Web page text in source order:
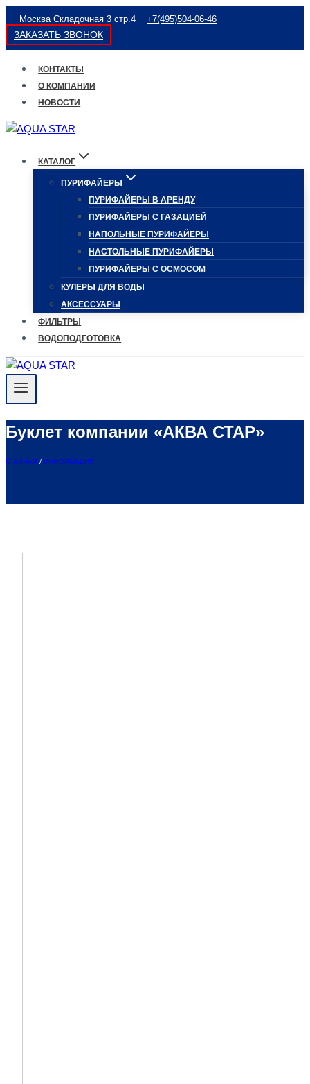
Перейти
к
содержимому
Москва Складочная 3 стр.4 +7(495)504-06-46
ЗАКАЗАТЬ ЗВОНОК
КОНТАКТЫ
О КОМПАНИИ
НОВОСТИ
КАТАЛОГ
ПУРИФАЙЕРЫ
ПУРИФАЙЕРЫ В АРЕНДУ
ПУРИФАЙЕРЫ С ГАЗАЦИЕЙ
НАПОЛЬНЫЕ ПУРИФАЙЕРЫ
НАСТОЛЬНЫЕ ПУРИФАЙЕРЫ
ПУРИФАЙЕРЫ С ОСМОСОМ
КУЛЕРЫ ДЛЯ ВОДЫ
АКСЕССУАРЫ
ФИЛЬТРЫ
ВОДОПОДГОТОВКА
Буклет компании «АКВА СТАР»
ГЛАВНАЯ / ИНФОРМАЦИЯ